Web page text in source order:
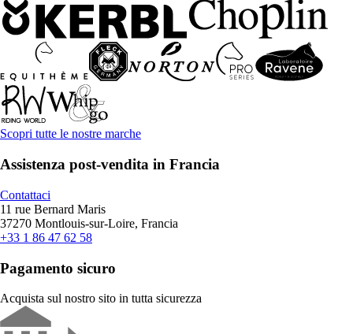
Scopri tutte le nostre marche
Assistenza post-vendita in Francia
Contattaci
11 rue Bernard Maris
37270 Montlouis-sur-Loire, Francia
+33 1 86 47 62 58
Pagamento sicuro
Acquista sul nostro sito in tutta sicurezza